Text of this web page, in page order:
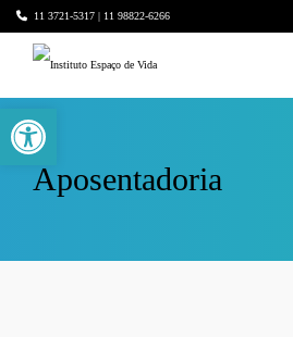
11 3721-5317 | 11 98822-6266
Aposentadoria
Barra de